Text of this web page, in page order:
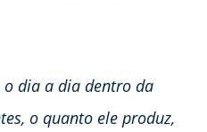
o dia a dia dentro da
o quanto ele produz,